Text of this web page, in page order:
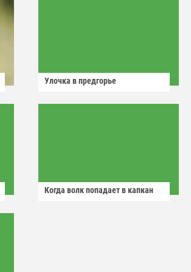
Улочка в предгорье
Когда волк попадает в капкан